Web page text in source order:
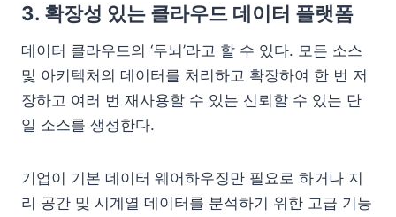
3. 확장성 있는 클라우드 데이터 플랫폼
데이터 클라우드의 ‘두뇌’라고 할 수 있다. 모든 소스
및 아키텍처의 데이터를 처리하고 확장하여 한 번 저
장하고 여러 번 재사용할 수 있는 신뢰할 수 있는 단
일 소스를 생성한다.
기업이 기본 데이터 웨어하우징만 필요로 하거나 지
리 공간 및 시계열 데이터를 분석하기 위한 고급 기능